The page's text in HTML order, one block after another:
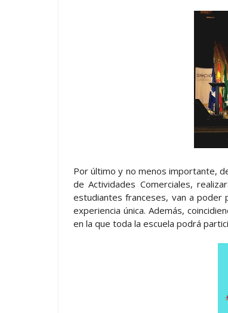
Por último y no menos importante,
de Actividades Comerciales,
estudiantes franceses, van a poder
experiencia única. Además,
en la que toda la escuela podrá